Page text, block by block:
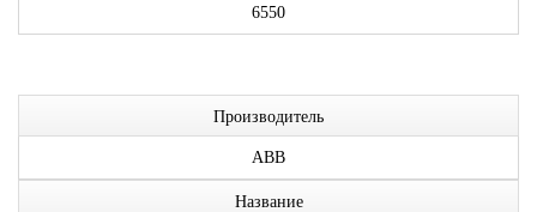
6550
Производитель
ABB
Название